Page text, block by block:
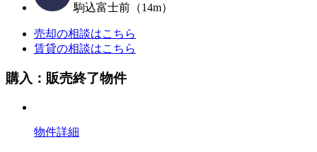
駒込富士前（14m）
売却の相談はこちら
賃貸の相談はこちら
購入：販売終了物件
物件詳細